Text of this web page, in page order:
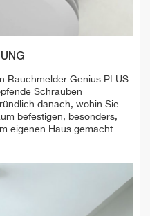
Rauchmelder Genius PLUS
Schrauben
danach, wohin Sie
befestigen, besonders,
eigenen Haus gemacht